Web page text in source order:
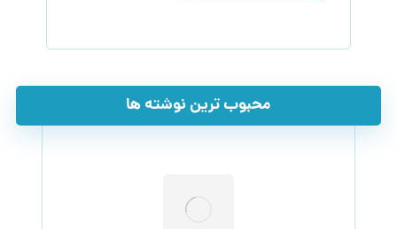
محبوب ترین نوشته ها